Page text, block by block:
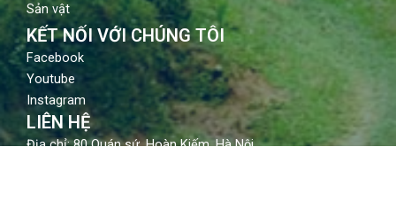
Sản vật
KẾT NỐI VỚI CHÚNG TÔI
Facebook
Youtube
Instagram
LIÊN HỆ
Địa chỉ: 80 Quán sứ, Hoàn Kiếm, Hà Nội